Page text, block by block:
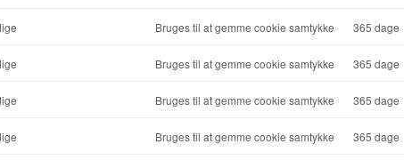
Bruges til at gemme cookie samtykke
Bruges til at gemme cookie samtykke
Bruges til at gemme cookie samtykke
Bruges til at gemme cookie samtykke
365 dage
365 dage
365 dage
365 dage